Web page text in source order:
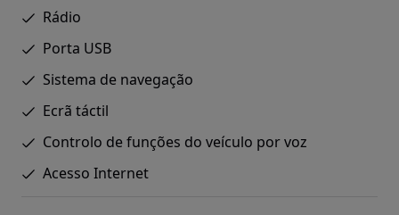
Rádio
Porta USB
Sistema de navegação
Ecrã táctil
Controlo de funções do veículo por voz
Acesso Internet